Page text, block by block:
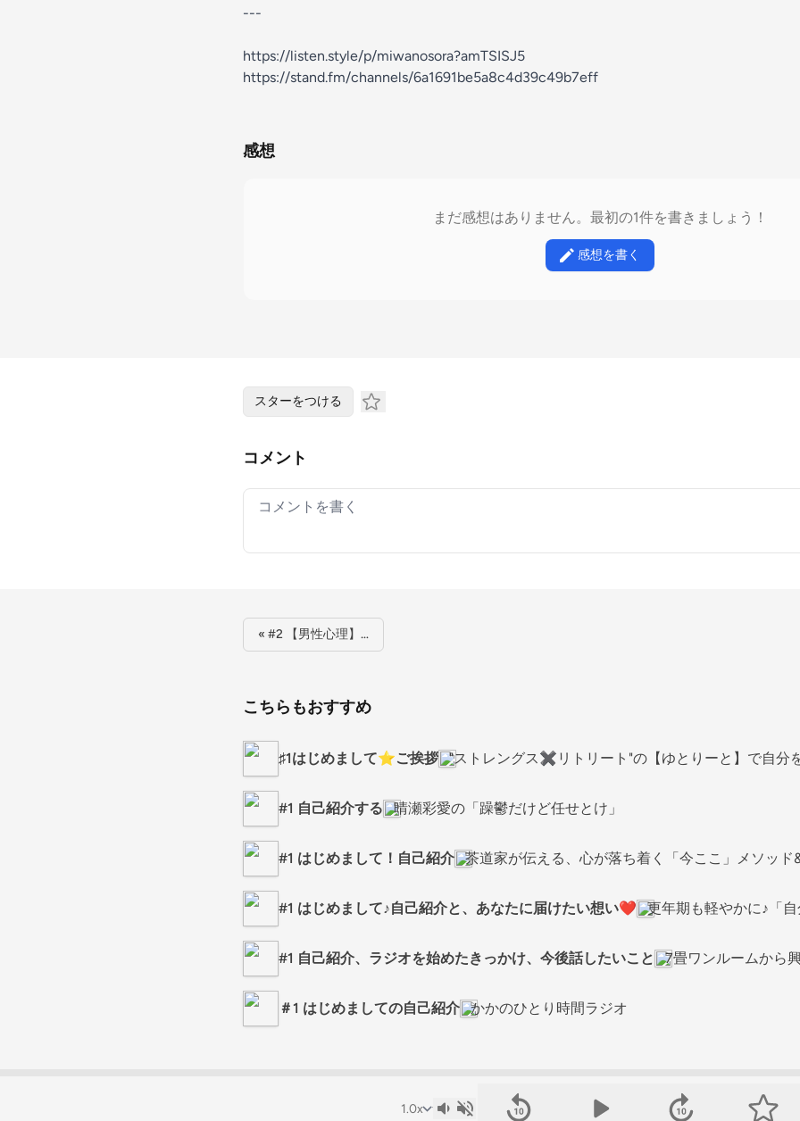
---
https://listen.style/p/miwanosora?amTSISJ5
https://stand.fm/channels/6a1691be5a8c4d39c49b7eff
感想
まだ感想はありません。最初の1件を書きましょう！
感想を書く
スターをつける
コメント
Your comment
« #2 【男性心理】…
こちらもおすすめ
♯1はじめまして⭐︎ご挨拶 "ストレングス✖️リトリート"の【ゆとりーと】で自分
#1 自己紹介する 晴瀬彩愛の「躁鬱だけど任せとけ」
#1 はじめまして！自己紹介 茶道家が伝える、心が落ち着く「今ここ」メソッド
#1 はじめまして♪自己紹介と、あなたに届けたい想い❤︎ 更年期も軽やかに♪「
#1 自己紹介、ラジオを始めたきっかけ、今後話したいこと 7畳ワンルームから
＃1 はじめましての自己紹介 かかのひとり時間ラジオ